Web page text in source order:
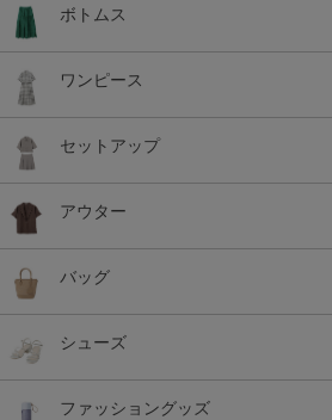
ボトムス
ワンピース
セットアップ
アウター
バッグ
シューズ
ファッショングッズ